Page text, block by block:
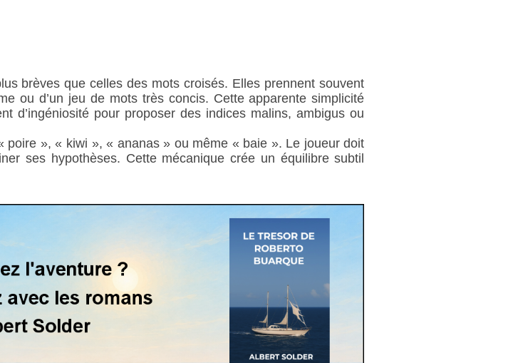
brèves que celles des mots croisés. Elles prennent souvent
ou d’un jeu de mots très concis. Cette apparente simplicité
d’ingéniosité pour proposer des indices malins, ambigus ou
», « kiwi », « ananas » ou même « baie ». Le joueur doit
ses hypothèses. Cette mécanique crée un équilibre subtil